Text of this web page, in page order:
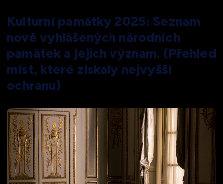
Kulturní památky 2025: Seznam
nově vyhlášených národních
památek a jejich význam. (Přehled
míst, které získaly nejvyšší
ochranu)